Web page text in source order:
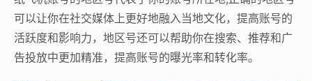
可以让你在社交媒体上更好地融入当地文化，提高账号的
活跃度和影响力，地区号还可以帮助你在搜索、推荐和广
告投放中更加精准，提高账号的曝光率和转化率。